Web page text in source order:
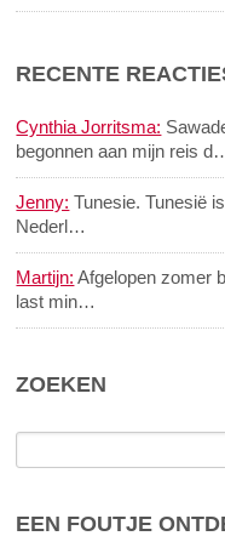
RECENTE
Cynthia Jorritsma:
begonnen aan mijn reis
Jenny: Tunesie. Tunesië
Nederl…
Martijn: Afgelopen zomer
last min…
ZOEKEN
EEN FOUTJE